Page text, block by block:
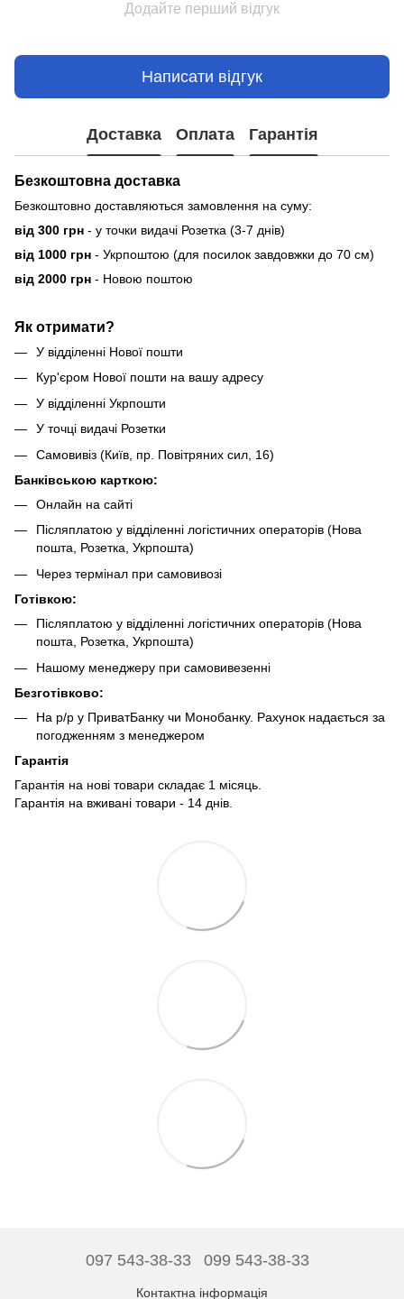
Додайте перший відгук
Написати відгук
Доставка Оплата Гарантія
Безкоштовна доставка
Безкоштовно доставляються замовлення на суму:
від 300 грн - у точки видачі Розетка (3-7 днів)
від 1000 грн - Укрпоштою (для посилок завдовжки до 70 см)
від 2000 грн - Новою поштою
Як отримати?
У відділенні Нової пошти
Кур'єром Нової пошти на вашу адресу
У відділенні Укрпошти
У точці видачі Розетки
Самовивіз (Київ, пр. Повітряних сил, 16)
Банківською карткою:
Онлайн на сайті
Післяплатою у відділенні логістичних операторів (Нова
пошта, Розетка, Укрпошта)
Через термінал при самовивозі
Готівкою:
Післяплатою у відділенні логістичних операторів (Нова
пошта, Розетка, Укрпошта)
Нашому менеджеру при самовивезенні
Безготівково:
На р/р у ПриватБанку чи Монобанку. Рахунок надається за
погодженням з менеджером
Гарантія
Гарантія на нові товари складає 1 місяць.
Гарантія на вживані товари - 14 днів.
097 543-38-33 099 543-38-33
Контактна інформація